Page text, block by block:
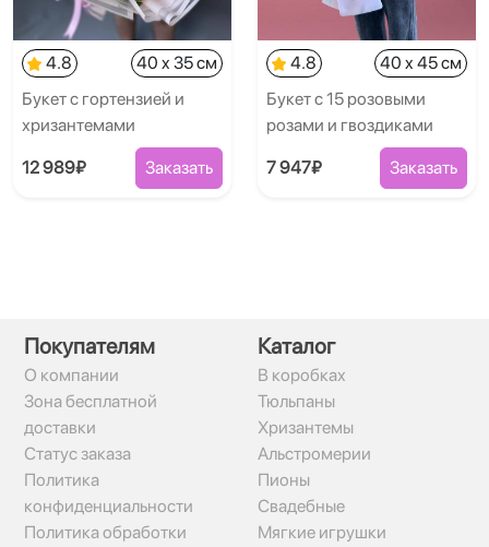
4.8
40 x 35 см
Букет с гортензией и
хризантемами
12 989₽ Заказать
4.8
40 x 45 см
Букет с 15 розовыми
розами и гвоздиками
7 947₽ Заказать
Покупателям
О компании
Зона бесплатной
доставки
Статус заказа
Политика
конфиденциальности
Политика обработки
Каталог
В коробках
Тюльпаны
Хризантемы
Альстромерии
Пионы
Свадебные
Мягкие игрушки